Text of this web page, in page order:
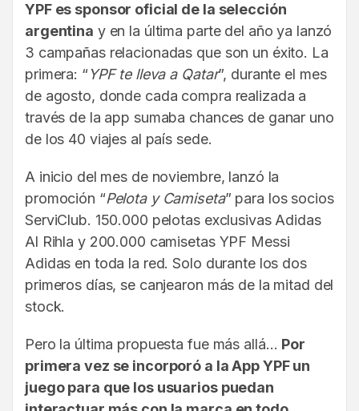
YPF es sponsor oficial de la selección
argentina y en la última parte del año ya lanzó
3 campañas relacionadas que son un éxito. La
primera: “YPF te lleva a Qatar”, durante el mes
de agosto, donde cada compra realizada a
través de la app sumaba chances de ganar uno
de los 40 viajes al país sede.
A inicio del mes de noviembre, lanzó la
promoción “Pelota y Camiseta” para los socios
ServiClub. 150.000 pelotas exclusivas Adidas
Al Rihla y 200.000 camisetas YPF Messi
Adidas en toda la red. Solo durante los dos
primeros días, se canjearon más de la mitad del
stock.
Pero la última propuesta fue más allá… Por
primera vez se incorporó a la App YPF un
juego para que los usuarios puedan